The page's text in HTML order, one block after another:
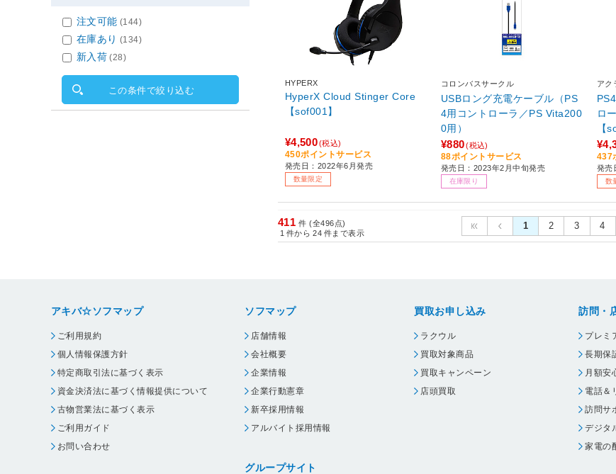
HYPERX
HyperX Cloud Stinger Core
【sof001】
¥4,500(税込)
450ポイントサービス
発売日：2022年6月発売
数量限定
コロンバスサークル
USBロング充電ケーブル（PS
4用コントローラ／PS Vita200
0用）
¥880 (税込)
88ポイントサービス
発売日：2023年2月中旬発売
在庫限り
アク
ロ
【
437
発売
数
411 件 (全496点)
1 件から 24 件まで表示
1 2 3 4
注文可能 (144)
在庫あり (134)
新入荷 (28)
この条件で絞り込む
アキバ☆ソフマップ
ご利用規約
個人情報保護方針
特定商取引法に基づく表示
資金決済法に基づく情報提供について
古物営業法に基づく表示
ご利用ガイド
お問い合わせ
ソフマップ
店舗情報
会社概要
企業情報
企業行動憲章
新卒採用情報
アルバイト採用情報
グループサイト
買取お申し込み
ラクウル
買取対象商品
買取キャンペーン
店頭買取
訪問・
プレミ
長期保
月額安
電話＆
訪問サ
デジタ
家電の